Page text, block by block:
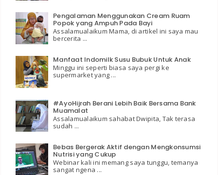
Pengalaman Menggunakan Cream Ruam
Popok yang Ampuh Pada Bayi
Assalamualaikum Mama, di artikel ini saya mau
bercerita ...
Manfaat Indomilk Susu Bubuk Untuk Anak
Minggu ini seperti biasa saya pergi ke
supermarket yang ...
#AyoHijrah Berani Lebih Baik Bersama Bank
Muamalat
Assalamualaikum sahabat Dwipita, Tak terasa
sudah ...
Bebas Bergerak Aktif dengan Mengkonsumsi
Nutrisi yang Cukup
Webinar kali ini memang saya tunggu, temanya
sangat ngena ...